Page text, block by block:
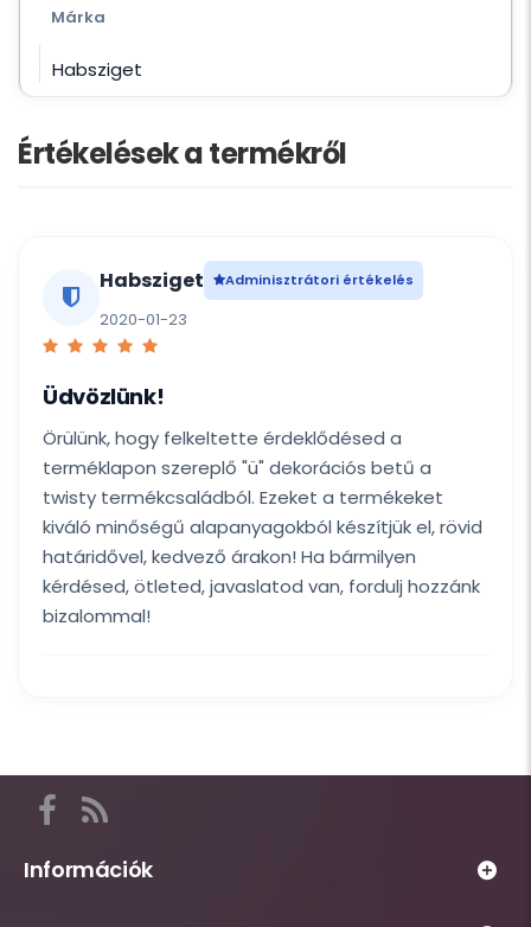
Márka
Habsziget
Értékelések a termékről
Habsziget Adminisztrátori értékelés
2020-01-23
Üdvözlünk!
Örülünk, hogy felkeltette érdeklődésed a
terméklapon szereplő "ü" dekorációs betű a
twisty termékcsaládból. Ezeket a termékeket
kiváló minőségű alapanyagokból készítjük el, rövid
határidővel, kedvező árakon! Ha bármilyen
kérdésed, ötleted, javaslatod van, fordulj hozzánk
bizalommal!
találod
Habsziget
Információk